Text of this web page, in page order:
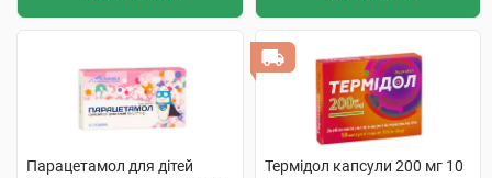
Парацетамол для дітей
Термідол капсули 200 мг 10